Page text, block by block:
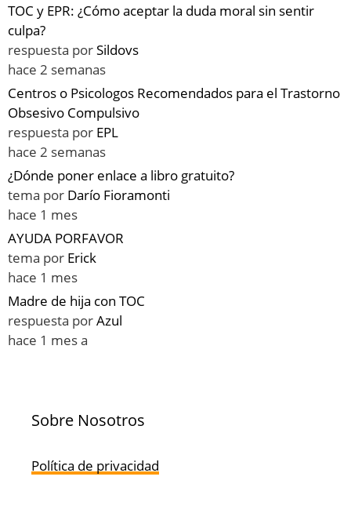
TOC y EPR: ¿Cómo aceptar la duda moral sin sentir
culpa?
respuesta porSildovs
hace 2 semanas
Centros o Psicologos Recomendados para el Trastorno
Obsesivo Compulsivo
respuesta por EPL
hace 2 semanas
¿Dónde poner enlace a libro gratuito?
tema por Darío Fioramonti
hace 1 mes
AYUDA PORFAVOR
tema por Erick
hace 1 mes
Madre de hija con TOC
respuesta porAzul
hace 1 mes a
Sobre Nosotros
Política de privacidad